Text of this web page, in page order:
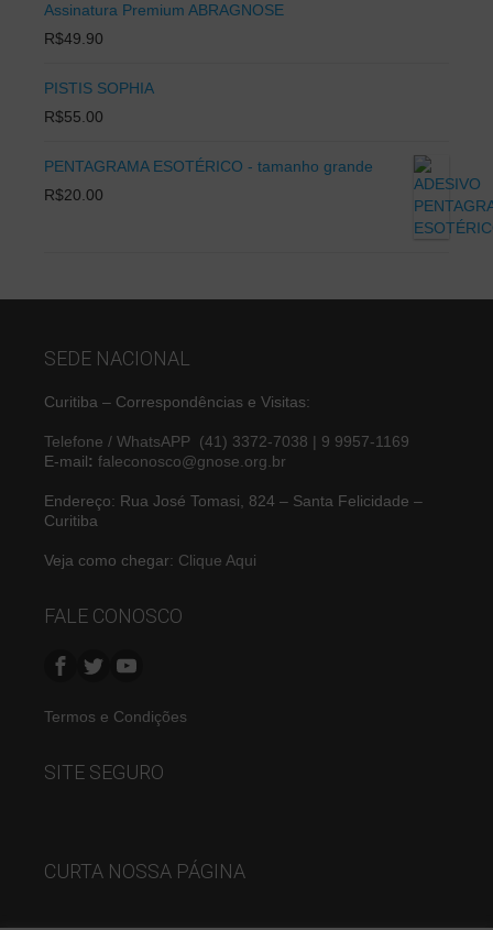
Assinatura Premium ABRAGNOSE
R$49.90
PISTIS SOPHIA
R$55.00
PENTAGRAMA ESOTÉRICO - tamanho grande
R$20.00
SEDE NACIONAL
Curitiba – Correspondências e Visitas:
Telefone / WhatsAPP (41) 3372-7038 | 9 9957-1169
E-mail: faleconosco@gnose.org.br
Endereço: Rua José Tomasi, 824 – Santa Felicidade –
Curitiba
Veja como chegar: Clique Aqui
FALE CONOSCO
Termos e Condições
SITE SEGURO
CURTA NOSSA PÁGINA